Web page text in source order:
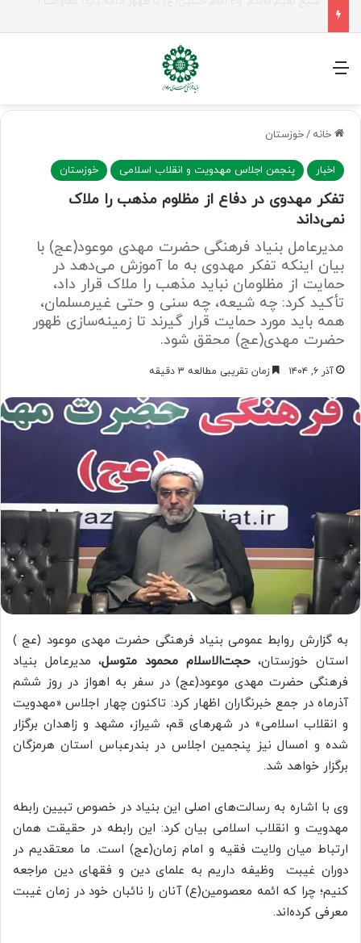
منو
خانه /خوزستان
اخبار پنجمن اجلاس مهدویت و انقلاب اسلامی خوزستان
تفکر مهدوی در دفاع از مظلوم مذهب را ملاک
نمی‌داند
مدیرعامل بنیاد فرهنگی حضرت مهدی موعود(عج) با
بیان اینکه تفکر مهدوی به ما آموزش می‌دهد در
حمایت از مظلومان نباید مذهب را ملاک قرار داد،
تأکید کرد: چه شیعه، چه سنی و حتی غیرمسلمان،
همه باید مورد حمایت قرار گیرند تا زمینه‌سازی ظهور
حضرت مهدی(عج) محقق شود.
آذر ۶, ۱۴۰۴ زمان تقریبی مطالعه 3 دقیقه
به گزارش روابط عمومی بنیاد فرهنگی حضرت مهدی موعود (عج )
استان خوزستان،حجت‌الاسلام محمود متوسل، مدیرعامل بنیاد
فرهنگی حضرت مهدی موعود(عج) در سفر به اهواز در روز ششم
آذرماه در جمع خبرنگاران اظهار کرد: تاکنون چهار اجلاس «مهدویت
و انقلاب اسلامی» در شهرهای قم، شیراز، مشهد و زاهدان برگزار
شده و امسال نیز پنجمین اجلاس در بندرعباس استان هرمزگان
برگزار خواهد شد.
وی با اشاره به رسالت‌های اصلی این بنیاد در خصوص تبیین رابطه
مهدویت و انقلاب اسلامی بیان کرد: این رابطه در حقیقت همان
ارتباط میان ولایت فقیه و امام زمان(عج) است. ما معتقدیم در
دوران غیبت وظیفه داریم به علمای دین و فقهای دین مراجعه
کنیم؛ چرا که ائمه معصومین(ع) آنان را نائبان خود در زمان غیبت
معرفی کرده‌اند.